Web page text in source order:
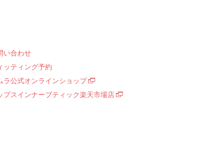
い合わせ
ッティング予約
ラ公式オンラインショップ
プスインナーブティック楽天市場店